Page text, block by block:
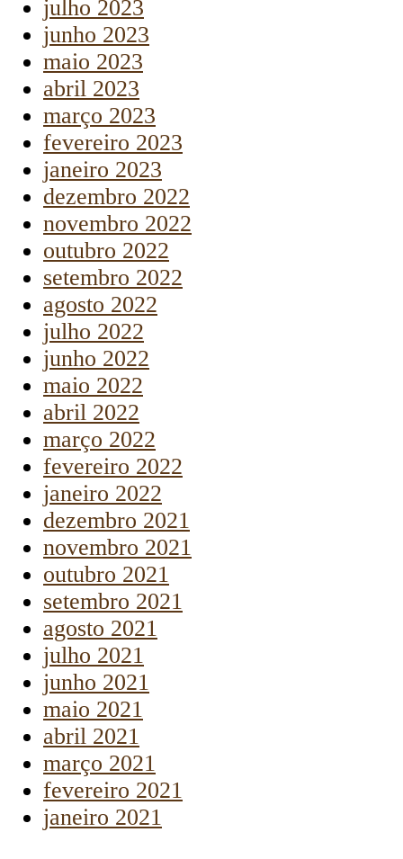
julho 2023
junho 2023
maio 2023
abril 2023
março 2023
fevereiro 2023
janeiro 2023
dezembro 2022
novembro 2022
outubro 2022
setembro 2022
agosto 2022
julho 2022
junho 2022
maio 2022
abril 2022
março 2022
fevereiro 2022
janeiro 2022
dezembro 2021
novembro 2021
outubro 2021
setembro 2021
agosto 2021
julho 2021
junho 2021
maio 2021
abril 2021
março 2021
fevereiro 2021
janeiro 2021